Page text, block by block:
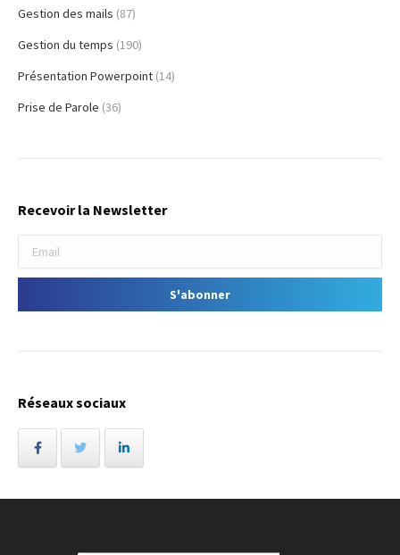
Gestion des mails (87)
Gestion du temps (190)
Présentation Powerpoint (14)
Prise de Parole (36)
Recevoir la Newsletter
Réseaux sociaux